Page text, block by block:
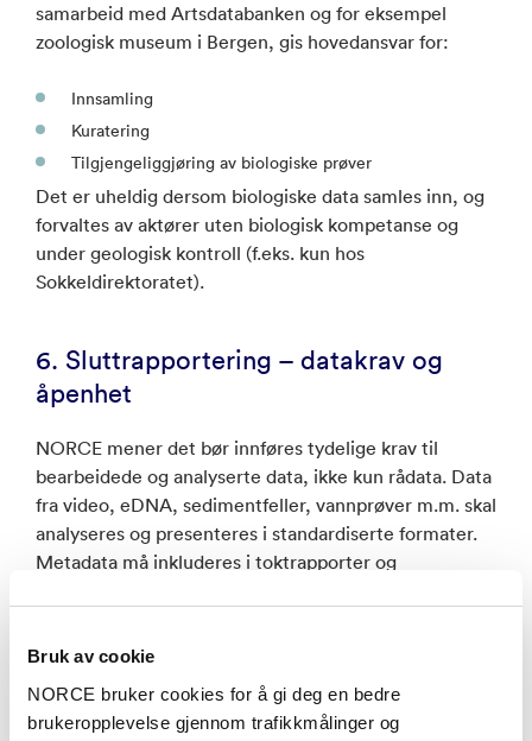
Bruk av cookie
NORCE bruker cookies for å gi deg en bedre
brukeropplevelse gjennom trafikkmålinger og
samarbeid med Artsdatabanken og for eksempel
zoologisk museum i Bergen, gis hovedansvar for:
Innsamling
Kuratering
Tilgjengeliggjøring av biologiske prøver
Det er uheldig dersom biologiske data samles inn, og
forvaltes av aktører uten biologisk kompetanse og
under geologisk kontroll (f.eks. kun hos
Sokkeldirektoratet).
6. Sluttrapportering – datakrav og
åpenhet
NORCE mener det bør innføres tydelige krav til
bearbeidede og analyserte data, ikke kun rådata. Data
fra video, eDNA, sedimentfeller, vannprøver m.m. skal
analyseres og presenteres i standardiserte formater.
Metadata må inkluderes i toktrapporter og
7. Koordinering med miljømyndigheter
Vi mener det er spesielt viktig at all biologisk